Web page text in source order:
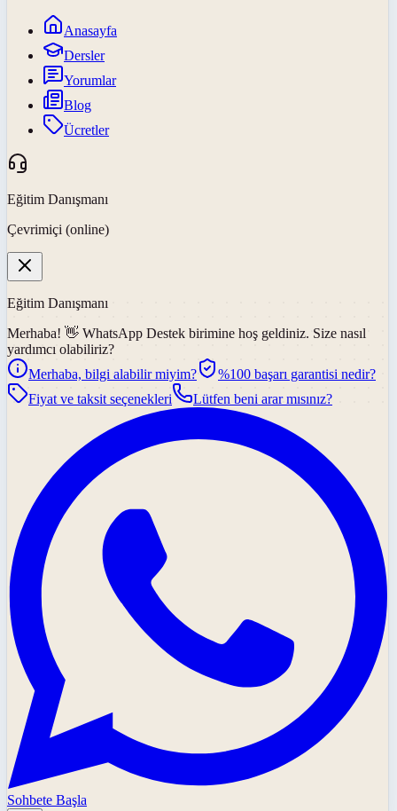
Anasayfa
Dersler
Yorumlar
Blog
Ücretler
Eğitim Danışmanı
Çevrimiçi (online)
Eğitim Danışmanı
Merhaba! 👋 WhatsApp Destek birimine hoş geldiniz. Size nasıl
yardımcı olabiliriz?
Merhaba, bilgi alabilir miyim?
%100 başarı garantisi nedir?
Fiyat ve taksit seçenekleri
Lütfen beni arar mısınız?
Sohbete Başla